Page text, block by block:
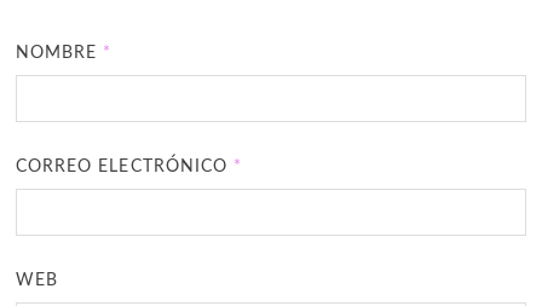
NOMBRE *
CORREO ELECTRÓNICO *
WEB